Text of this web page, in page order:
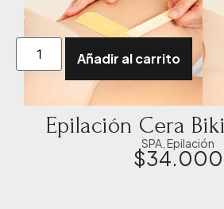
Añadir al carrito
Epilación Cera
SPA Epilación
$34.000